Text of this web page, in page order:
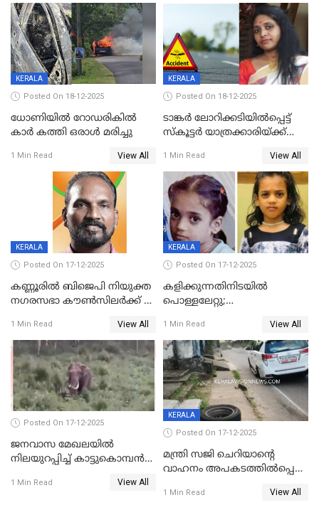
ദൃശ്യങ്ങൾ പുറത്ത്
സ്ഥാനാർത്ഥി
KERALA
Posted On 18-12-2025
ധോണിയിൽ റോഡരികിൽ
കാർ കത്തി ഒരാൾ മരിച്ചു
1 Min Read View All
KERALA
Posted On 18-12-2025
ടാങ്കർ ലോറിക്കടിയിൽപ്പെട്ട്
സ്കൂട്ടർ യാത്രക്കാരിയ്ക്ക്
കണ്ടോത്ത് ദേശീയ പാതയിൽ
1 Min Read View All
KERALA
Posted On 17-12-2025
കണ്ണൂരിൽ ബിജെപി നിയുക്ത
നഗരസഭാ കൗൺസിലർക്ക് 36
1 Min Read View All
KERALA
Posted On 17-12-2025
കളിക്കുന്നതിനിടയിൽ
പൊള്ളലേറ്റു;
ക്ലാസ് വിദ്യാർത്ഥിനി മരിച്ചു
1 Min Read View All
Posted On 17-12-2025
ജനവാസ മേഖലയില്‍
നിലയുറപ്പിച്ച് കാട്ടുകൊമ്പന്‍
1 Min Read View All
KERALA
Posted On 17-12-2025
മന്ത്രി സജി ചെറിയാന്റെ
വാഹനം അപകടത്തിൽപ്പെട്ടു;
രക്ഷപ്പെട്ടത് തലനാരിടയ്ക്ക്
1 Min Read View All